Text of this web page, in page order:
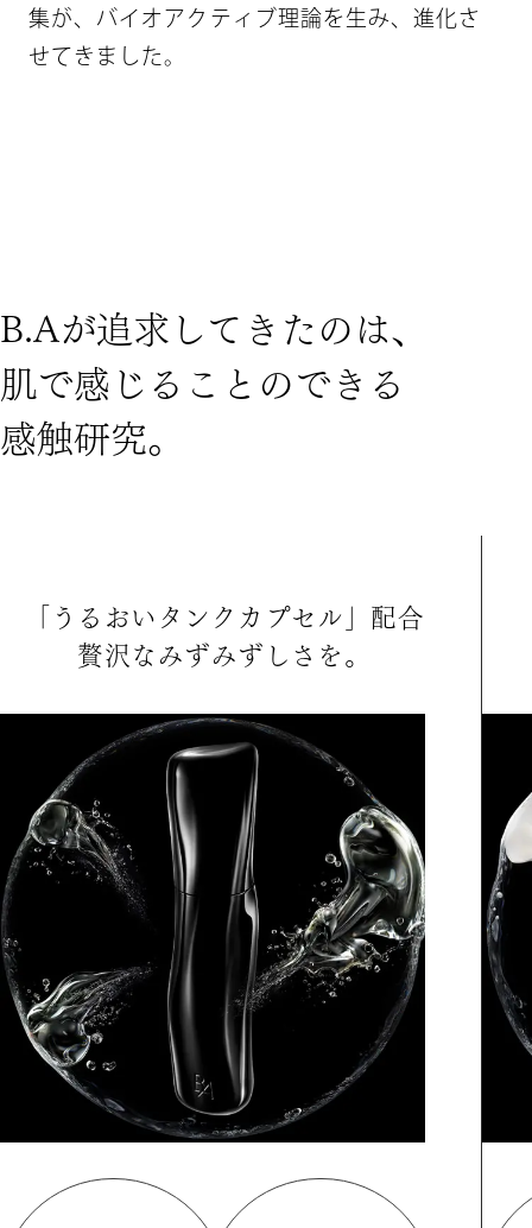
集が、 バイ オア ク テ ィ ブ理論を生み、進化さ
せてき ま し た 。
B.Aが追求 して き た の は、
肌で感 じ る こ と ので き る
感触研究。
う る おい タ ン ク カ プセ ル 配合
贅沢 な みずみず し さ を 。